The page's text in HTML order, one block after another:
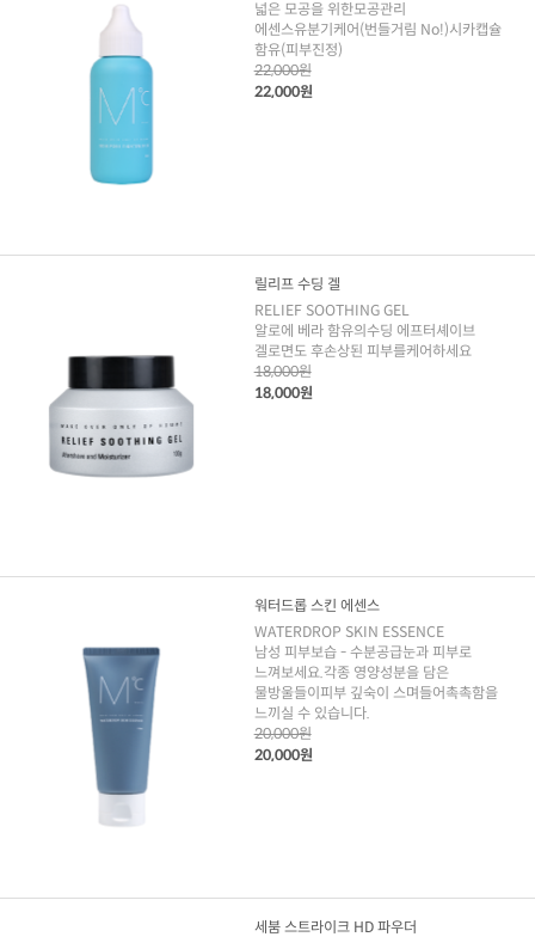
넓은 모공을 위한모공관리
에센스유분기케어(번들거림 No!)시카캡슐
함유(피부진정)
22,000원
22,000원
릴리프 수딩 겔
RELIEF SOOTHING GEL
알로에 베라 함유의수딩 에프터셰이브
겔로면도 후손상된 피부를케어하세요
18,000원
18,000원
워터드롭 스킨 에센스
WATERDROP SKIN ESSENCE
남성 피부보습 - 수분공급눈과 피부로
느껴보세요.각종 영양성분을 담은
물방울들이피부 깊숙이 스며들어촉촉함을
느끼실 수 있습니다.
20,000원
20,000원
세붐 스트라이크 HD 파우더